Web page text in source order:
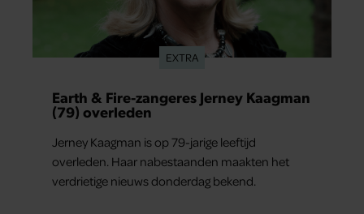
EXTRA
Earth & Fire-zangeres Jerney Kaagman
(79) overleden
Jerney Kaagman is op 79-jarige leeftijd
overleden. Haar nabestaanden maakten het
verdrietige nieuws donderdag bekend.